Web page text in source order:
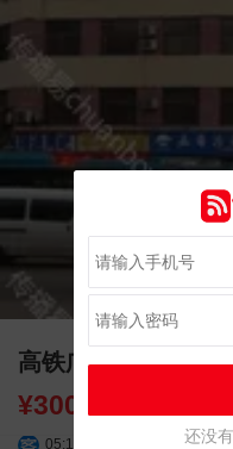
高铁广告 济南站户
¥30000.00
05:19:34 150****6182 联系
还没